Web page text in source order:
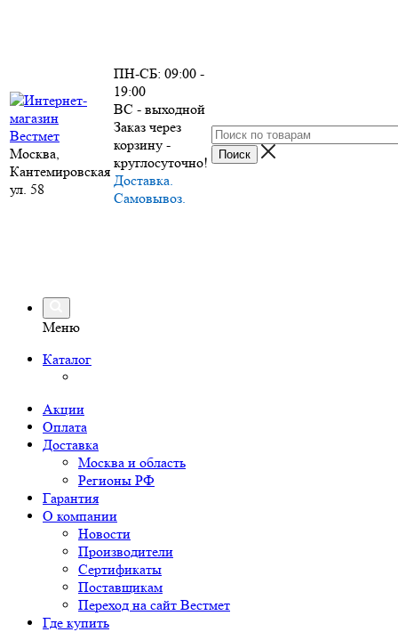
Москва,
Кантемировская
ул. 58
ПН-СБ: 09:00 -
19:00
ВС - выходной
Заказ через
корзину -
круглосуточно!
Доставка.
Самовывоз.
Меню
Каталог
Акции
Оплата
Доставка
Москва и область
Регионы РФ
Гарантия
О компании
Новости
Производители
Сертификаты
Поставщикам
Переход на сайт Вестмет
Где купить